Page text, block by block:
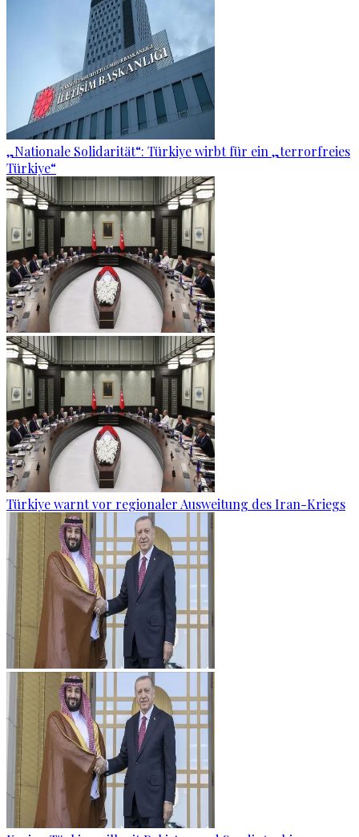
„Nationale Solidarität“: Türkiye wirbt für ein „terrorfreies
Türkiye“
Türkiye warnt vor regionaler Ausweitung des Iran-Kriegs